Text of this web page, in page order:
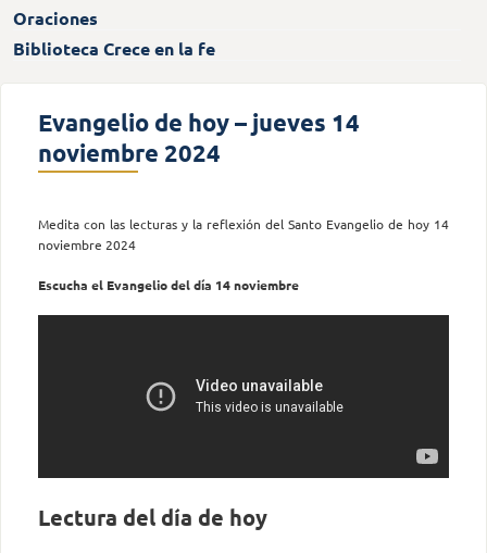
Oraciones
Biblioteca Crece en la fe
Evangelio de hoy – jueves 14
noviembre 2024
Medita con las lecturas y la reflexión del Santo Evangelio de hoy 14
noviembre 2024
Escucha el Evangelio del día 14 noviembre
Lectura del día de hoy